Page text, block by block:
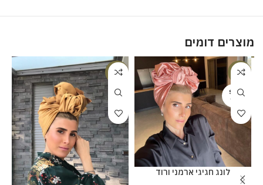
מוצרים דומים
-20%
SOLD
OUT
לונג חגיגי ארמני ורוד
-20%